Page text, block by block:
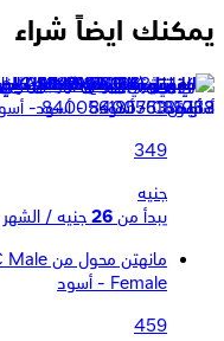
يمكنك ايضاً شراء
840056185753 - أسود
349
جنيه
يبدأ من 26 جنيه / الشهر
Female - أسود
459